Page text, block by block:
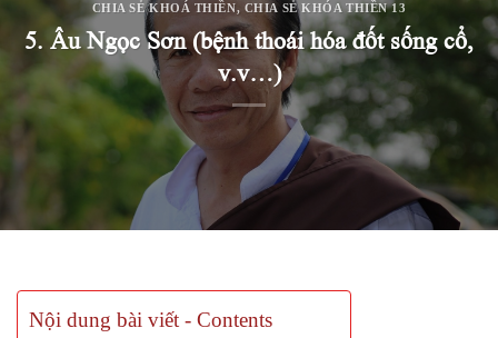
CHIA SẺ KHOÁ THIỀN, CHIA SẺ KHÓA THIỀN 13
5. Âu Ngọc Sơn (bệnh thoái hóa đốt sống cổ,
v.v…)
Nội dung bài viết - Contents